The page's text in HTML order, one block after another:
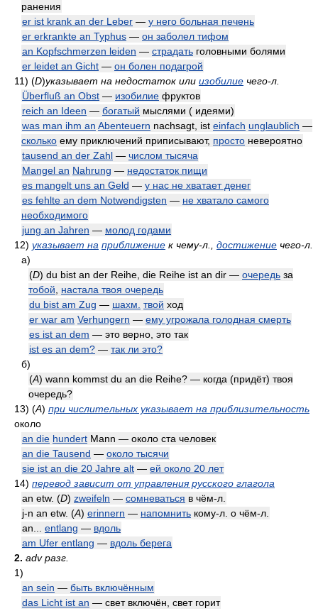
ранения
er ist krank an der Leber — у него больная печень
er erkrankte an Typhus — он заболел тифом
an Kopfschmerzen leiden — страдать головными болями
er leidet an Gicht — он болен подагрой
11) (D)указывает на недостаток или изобилие чего-л.
Überfluß an Obst — изобилие фруктов
reich an Ideen — богатый мыслями ( идеями)
was man ihm an Abenteuern nachsagt, ist einfach unglaublich —
сколько ему приключений приписывают, просто невероятно
tausend an der Zahl — числом тысяча
Mangel an Nahrung — недостаток пищи
es mangelt uns an Geld — у нас не хватает денег
es fehlte an dem Notwendigsten — не хватало самого
необходимого
jung an Jahren — молод годами
12) указывает на приближение к чему-л., достижение чего-л.
а)
(D) du bist an der Reihe, die Reihe ist an dir — очередь за
тобой
настала твоя очередь
du bist am Zug — шахм. твой ход
er war am Verhungern — ему угрожала голодная смерть
es ist an dem — это верно, это так
ist es an dem? — так ли это?
б)
(A) wann kommst du an die Reihe? — когда (придёт) твоя
очередь?
13) (A) при числительных указывает на приблизительность
около
an die hundert Mann — около ста человек
an die Tausend — около тысячи
sie ist an die 20 Jahre alt — ей около 20 лет
14) перевод зависит от управления русского глагола
an etw. (D) zweifeln — сомневаться в чём-л.
j-n an etw. (A) erinnern — напомнить кому-л. о чём-л.
an... entlang — вдоль
am Ufer entlang — вдоль берега
2. adv разг.
1)
an sein — быть включённым
das Licht ist an — свет включён, свет горит